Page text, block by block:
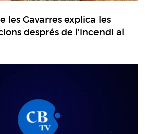
les Gavarres explica les
després de l'incendi al